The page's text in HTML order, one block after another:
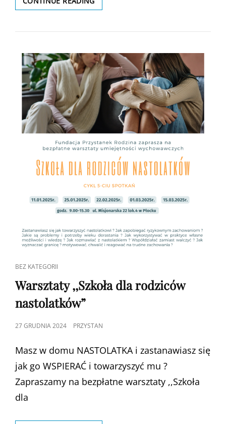
DLA
O
,,GRANICE”
CAT
LINKS
BEZ KATEGORII
Warsztaty ,,Szkoła dla rodziców
nastolatków”
POSTED
27 GRUDNIA 2024 PRZYSTAN
Masz w domu NASTOLATKA i zastanawiasz się
jak go WSPIERAĆ i towarzyszyć mu ?
Zapraszamy na bezpłatne warsztaty ,,Szkoła
dla